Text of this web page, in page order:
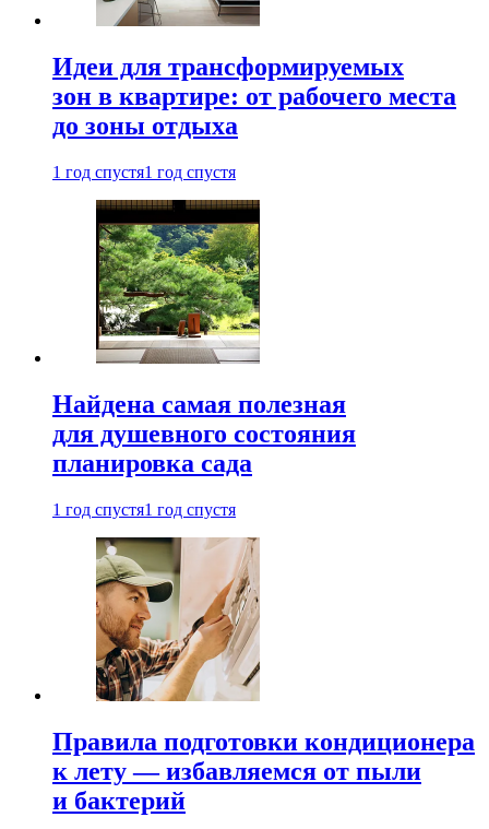
Идеи для трансформируемых
зон в квартире: от рабочего места
до зоны отдыха
1 год спустя1 год спустя
Найдена самая полезная
для душевного состояния
планировка сада
1 год спустя1 год спустя
Правила подготовки кондиционера
к лету — избавляемся от пыли
и бактерий